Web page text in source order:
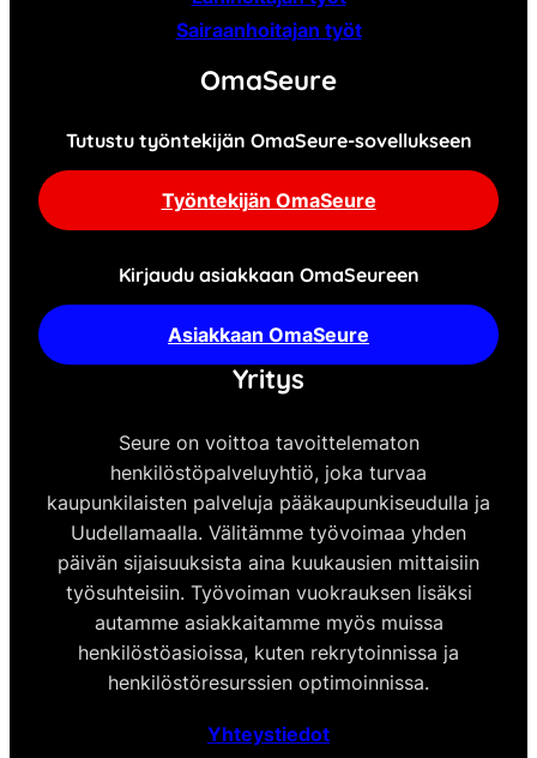
Sairaanhoitajan työt
OmaSeure
Tutustu työntekijän OmaSeure-sovellukseen
Työntekijän OmaSeure
Kirjaudu asiakkaan OmaSeureen
Asiakkaan OmaSeure
Yritys
Seure on voittoa tavoittelematon
henkilöstöpalveluyhtiö, joka turvaa
kaupunkilaisten palveluja pääkaupunkiseudulla ja
Uudellamaalla. Välitämme työvoimaa yhden
päivän sijaisuuksista aina kuukausien mittaisiin
työsuhteisiin. Työvoiman vuokrauksen lisäksi
autamme asiakkaitamme myös muissa
henkilöstöasioissa, kuten rekrytoinnissa ja
henkilöstöresurssien optimoinnissa.
Yhteystiedot